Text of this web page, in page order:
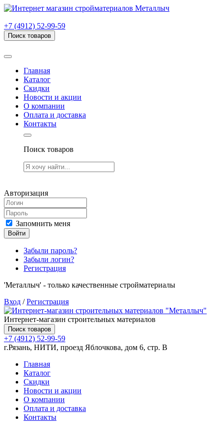
+7 (4912) 52-99-59
Поиск товаров
Главная
Каталог
Скидки
Новости и акции
О компании
Оплата и доставка
Контакты
Поиск товаров
Авторизация
Запомнить меня
Войти
Забыли пароль?
Забыли логин?
Регистрация
'Металлыч' - только качественные стройматериалы
Вход /Регистрация
Интернет-магазин строительных материалов
Поиск товаров
+7 (4912) 52-99-59
г.Рязань, НИТИ, проезд Яблочкова, дом 6, стр. В
Главная
Каталог
Скидки
Новости и акции
О компании
Оплата и доставка
Контакты